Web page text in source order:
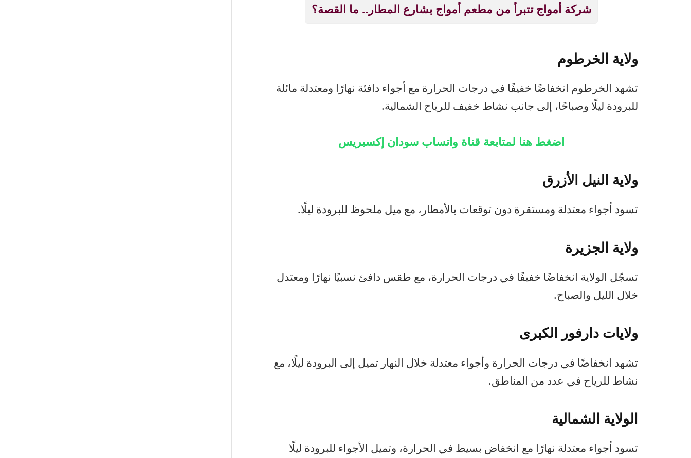
شركة أمواج تتبرأ من مطعم أمواج بشارع المطار.. ما القصة؟
ولاية الخرطوم
تشهد الخرطوم انخفاضًا خفيفًا في درجات الحرارة مع أجواء دافئة نهارًا ومعتدلة مائلة
للبرودة ليلًا وصباحًا، إلى جانب نشاط خفيف للرياح الشمالية.
اضغط هنا لمتابعة قناة واتساب سودان إكسبريس
ولاية النيل الأزرق
تسود أجواء معتدلة ومستقرة دون توقعات بالأمطار، مع ميل ملحوظ للبرودة ليلًا.
ولاية الجزيرة
تسجّل الولاية انخفاضًا خفيفًا في درجات الحرارة، مع طقس دافئ نسبيًا نهارًا ومعتدل
خلال الليل والصباح.
ولايات دارفور الكبرى
تشهد انخفاضًا في درجات الحرارة وأجواء معتدلة خلال النهار تميل إلى البرودة ليلًا، مع
نشاط للرياح في عدد من المناطق.
الولاية الشمالية
تسود أجواء معتدلة نهارًا مع انخفاض بسيط في الحرارة، وتميل الأجواء للبرودة ليلًا